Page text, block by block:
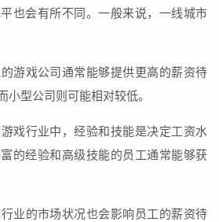
也会有所不同。一般来说，一线城市
游戏公司通常能够提供更高的薪资待
小型公司则可能相对较低。
戏行业中，经验和技能是决定工资水
的经验和高级技能的员工通常能够获
业的市场状况也会影响员工的薪资待